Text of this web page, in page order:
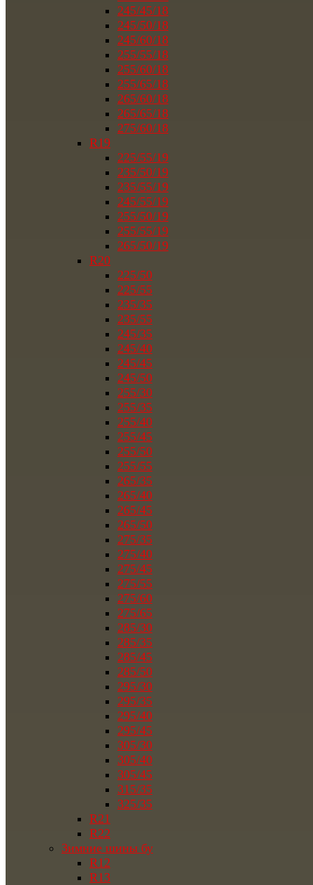
245/45/18
245/50/18
245/60/18
255/55/18
255/60/18
255/65/18
265/60/18
265/65/18
275/60/18
R19
225/55/19
235/50/19
235/55/19
245/55/19
255/50/19
255/55/19
265/50/19
R20
225/50
225/55
235/35
235/55
245/35
245/40
245/45
245/50
255/30
255/35
255/40
255/45
255/50
255/55
265/35
265/40
265/45
265/50
275/35
275/40
275/45
275/55
275/60
275/65
285/30
285/35
285/45
285/50
295/30
295/35
295/40
295/45
305/30
305/40
305/45
315/35
325/35
R21
R22
Зимние шины бу
R12
R13